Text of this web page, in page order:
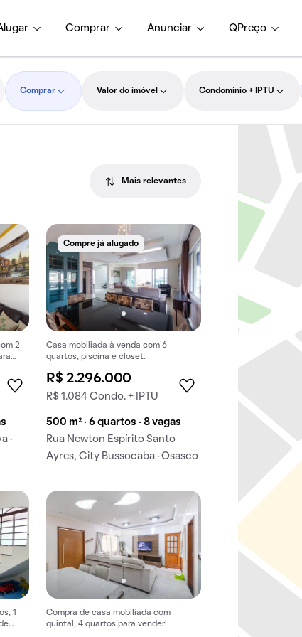
Comprar Anunciar QPreço
Comprar Valor do imóvel Condomínio + IPTU
Mais relevantes
2
·
Compre já alugado
Casa mobiliada à venda com 6
quartos, piscina e closet.
R$ 2.296.000
R$ 1.084 Condo. + IPTU
500 m² · 6 quartos · 8 vagas
Rua Newton Espírito Santo
Ayres, City Bussocaba · Osasco
1
Compra de casa mobiliada com
quintal, 4 quartos para vender!